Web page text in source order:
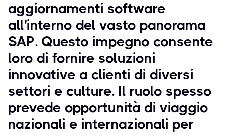
aggiornamenti software
all'interno del vasto panorama
SAP. Questo impegno consente
loro di fornire soluzioni
innovative a clienti di diversi
settori e culture. Il ruolo spesso
prevede opportunità di viaggio
nazionali e internazionali per